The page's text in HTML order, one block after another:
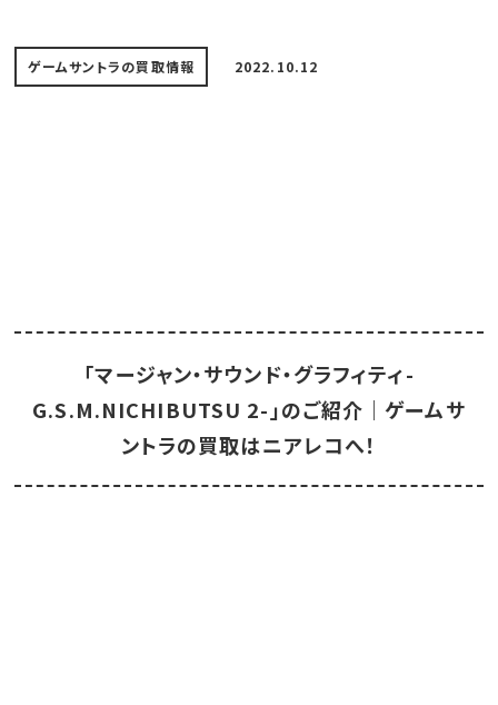
ゲームサントラの買取情報 2022.10.12
「マージャン・サウンド・グラフィティ-
G.S.M.NICHIBUTSU 2-」のご紹介｜ゲームサ
ントラの買取はニアレコへ！